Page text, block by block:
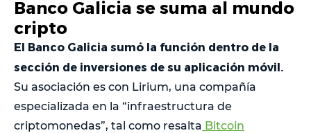
Banco Galicia se suma al mundo
cripto
El Banco Galicia sumó la función dentro de la
sección de inversiones de su aplicación móvil.
Su asociación es con Lirium, una compañía
especializada en la “infraestructura de
criptomonedas”, tal como resalta Bitcoin